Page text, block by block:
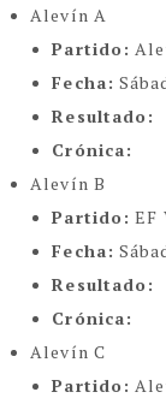
Alevín A
Partido:
Fecha:
Resultado:
Crónica:
Alevín B
Partido: EF
Fecha:
Resultado:
Crónica:
Alevín C
Partido: